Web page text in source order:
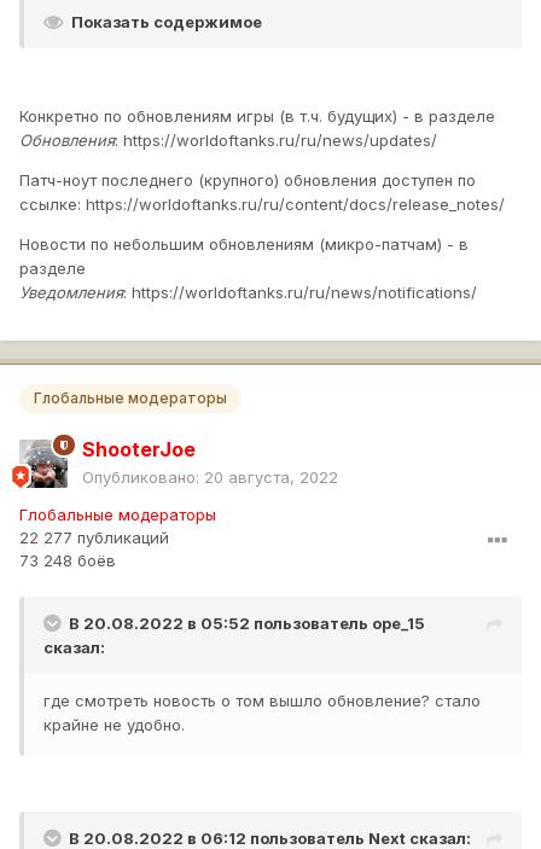
Показать содержимое
Конкретно по обновлениям игры (в т.ч. будущих) - в разделе
Обновления: https://worldoftanks.ru/ru/news/updates/
Патч-ноут последнего (крупного) обновления доступен по
ссылке: https://worldoftanks.ru/ru/content/docs/release_notes/
Новости по небольшим обновлениям (микро-патчам) - в
разделе
Уведомления: https://worldoftanks.ru/ru/news/notifications/
Глобальные модераторы
ShooterJoe
Опубликовано: 20 августа, 2022
Глобальные модераторы
22 277 публикаций
73 248 боёв
В 20.08.2022 в 05:52 пользователь ope_15
сказал:
где смотреть новость о том вышло обновление? стало
крайне не удобно.
В 20.08.2022 в 06:12 пользователь Next сказал: